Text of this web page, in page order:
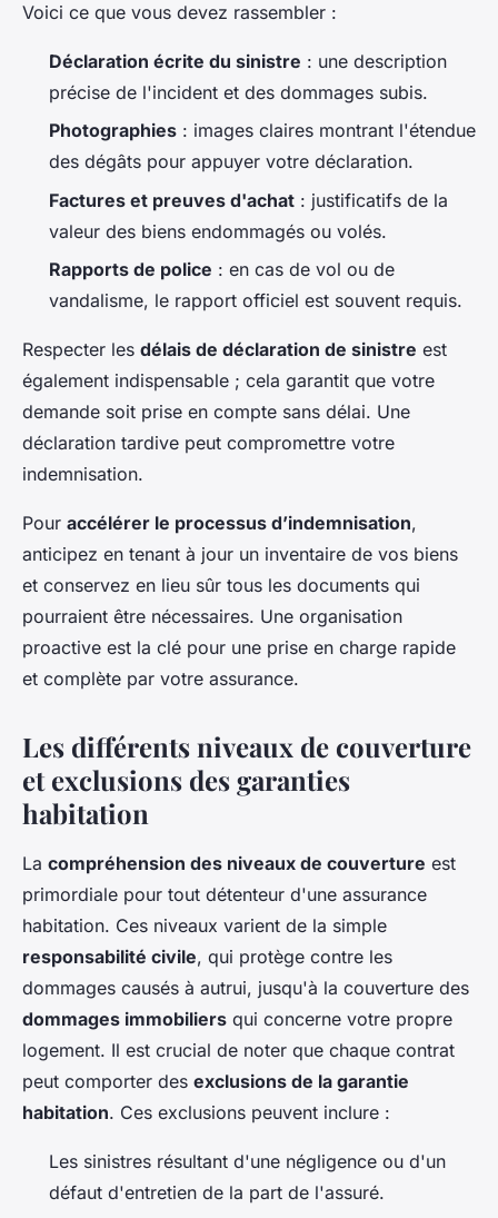
Voici ce que vous devez rassembler :
Déclaration écrite du sinistre : une description
précise de l'incident et des dommages subis.
Photographies : images claires montrant l'étendue
des dégâts pour appuyer votre déclaration.
Factures et preuves d'achat : justificatifs de la
valeur des biens endommagés ou volés.
Rapports de police : en cas de vol ou de
vandalisme, le rapport officiel est souvent requis.
Respecter les délais de déclaration de sinistre est
également indispensable ; cela garantit que votre
demande soit prise en compte sans délai. Une
déclaration tardive peut compromettre votre
indemnisation.
Pour accélérer le processus d’indemnisation,
anticipez en tenant à jour un inventaire de vos biens
et conservez en lieu sûr tous les documents qui
pourraient être nécessaires. Une organisation
proactive est la clé pour une prise en charge rapide
et complète par votre assurance.
Les différents niveaux de couverture
et exclusions des garanties
habitation
La compréhension des niveaux de couverture est
primordiale pour tout détenteur d'une assurance
habitation. Ces niveaux varient de la simple
responsabilité civile, qui protège contre les
dommages causés à autrui, jusqu'à la couverture des
dommages immobiliers qui concerne votre propre
logement. Il est crucial de noter que chaque contrat
peut comporter des exclusions de la garantie
habitation. Ces exclusions peuvent inclure :
Les sinistres résultant d'une négligence ou d'un
défaut d'entretien de la part de l'assuré.